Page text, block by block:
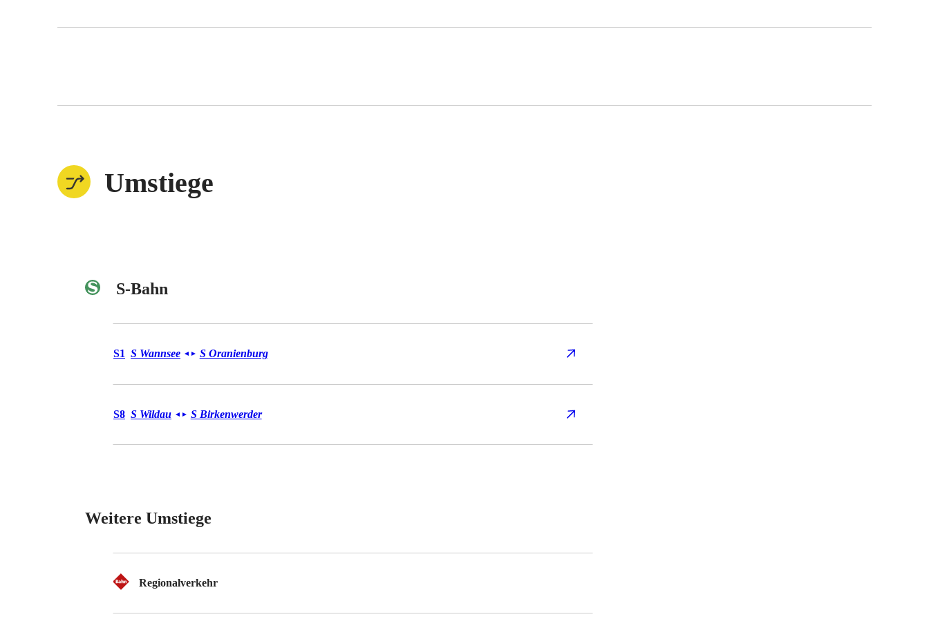
Umstiege
S-Bahn
S-Bahn S1
S1 S Wannsee ◄ ► S Oranienburg
S-Bahn S8
S8 S Wildau ◄ ► S Birkenwerder
Weitere Umstiege
Regionalverkehr